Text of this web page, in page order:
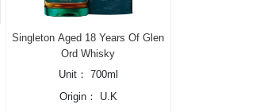
Singleton Aged 18 Years Of Glen
Ord Whisky
Unit： 700ml
Origin：
U.K